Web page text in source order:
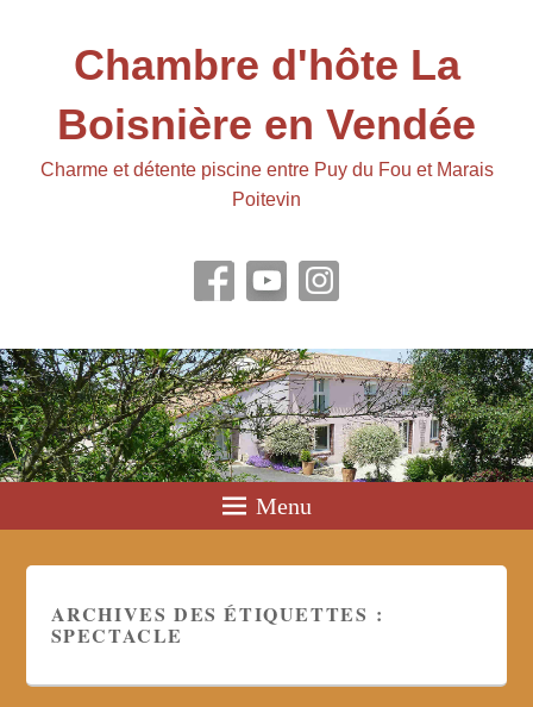
Chambre d'hôte La
Boisnière en Vendée
Charme et détente piscine entre Puy du Fou et Marais
Poitevin
Menu
ARCHIVES DES ÉTIQUETTES :
SPECTACLE